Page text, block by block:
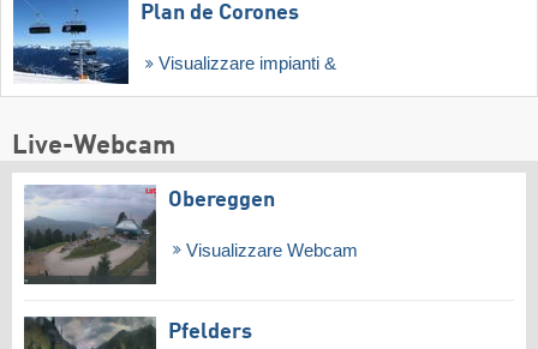
Plan de Corones
Visualizzare impianti &
Live-Webcam
Obereggen
Visualizzare Webcam
Pfelders